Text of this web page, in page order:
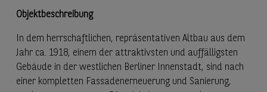
Objektbeschreibung
In dem herrschaftlichen, repräsentativen Altbau aus dem
Jahr ca. 1918, einem der attraktivsten und auffälligsten
Gebäude in der westlichen Berliner Innenstadt, sind nach
einer kompletten Fassadenerneuerung und Sanierung,